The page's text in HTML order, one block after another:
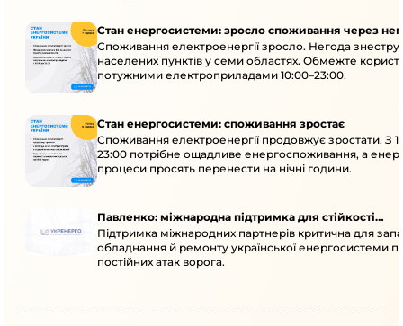
Стан енергосистеми: зросло споживання через
Споживання електроенергії зросло. Негода
населених пунктів у семи областях. Обмежте
потужними електроприладами 10:00–23:00.
Стан енергосистеми: споживання зростає
Споживання електроенергії продовжує зростати. З
23:00 потрібне ощадливе енергоспоживання, а
процеси просять перенести на нічні години.
Павленко: міжнародна підтримка для стійкості
енергосистеми
Підтримка міжнародних партнерів критична для
обладнання й ремонту української енергосистеми
постійних атак ворога.